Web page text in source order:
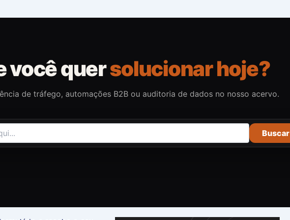
você quersolucionar hoje?
de tráfego, automações B2B ou auditoria de dados no nosso acervo.
Buscar